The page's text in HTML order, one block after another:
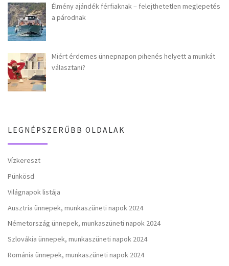
Élmény ajándék férfiaknak – felejthetetlen meglepetés
a párodnak
Miért érdemes ünnepnapon pihenés helyett a munkát
választani?
LEGNÉPSZERŰBB OLDALAK
Vízkereszt
Pünkösd
Világnapok listája
Ausztria ünnepek, munkaszüneti napok 2024
Németország ünnepek, munkaszüneti napok 2024
Szlovákia ünnepek, munkaszüneti napok 2024
Románia ünnepek, munkaszüneti napok 2024